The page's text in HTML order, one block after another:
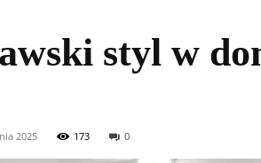
styl w
2025 173 0